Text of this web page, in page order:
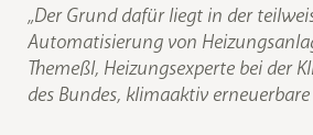
„Der Grund dafür liegt in der
Automatisierung von
Themeßl, Heizungsexperte bei der
des Bundes, klimaaktiv